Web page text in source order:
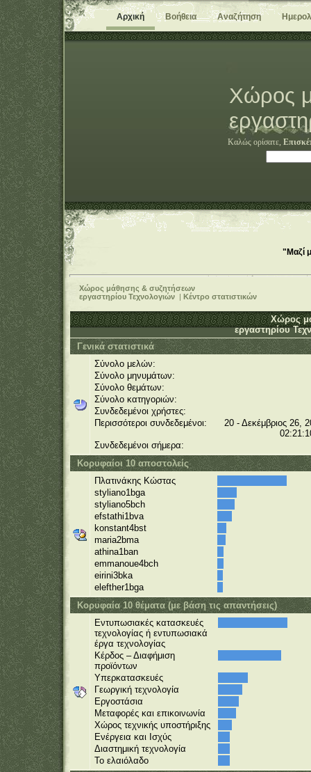
Αρχική Βοήθεια Αναζήτηση
Χώρος
Καλώς ορίσατε,
"Μαζί
Χώρος μάθησης & συζητήσεων
εργαστηρίου Τεχνολογιών |Κέντρο στατιστικών
Χώρος
εργαστηρίου
Γενικά στατιστικά
Σύνολο μελών:
Σύνολο μηνυμάτων:
Σύνολο θεμάτων:
Σύνολο κατηγοριών:
Συνδεδεμένοι χρήστες:
Περισσότεροι συνδεδεμένοι:
20 - Δεκέμβριος 26,
Συνδεδεμένοι σήμερα:
Κορυφαίοι 10 αποστολείς
Πλατινάκης Κώστας
styliano1bga
styliano5bch
efstathi1bva
konstant4bst
maria2bma
athina1ban
emmanoue4bch
eirini3bka
elefther1bga
Κορυφαία 10 θέματα (με βάση τις απαντήσεις)
Εντυπωσιακές κατασκευές
τεχνολογίας ή εντυπωσιακά
έργα τεχνολογίας
Κέρδος – Διαφήμιση
προϊόντων
Υπερκατασκευές
Γεωργική τεχνολογία
Εργοστάσια
Μεταφορές και επικοινωνία
Χώρος τεχνικής υποστήριξης
Ενέργεια και Ισχύς
Διαστημική τεχνολογία
Το ελαιόλαδο